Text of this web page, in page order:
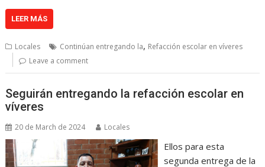
LEER MÁS
Locales Continúan entregando la, Refacción escolar en víveres
Leave a comment
Seguirán entregando la refacción escolar en
víveres
20 de March de 2024 Locales
Ellos para esta
segunda entrega de la